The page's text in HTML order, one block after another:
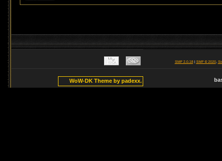
SMF 2.0.18| SMF © 2020,
WoW-DK Theme by padexx.